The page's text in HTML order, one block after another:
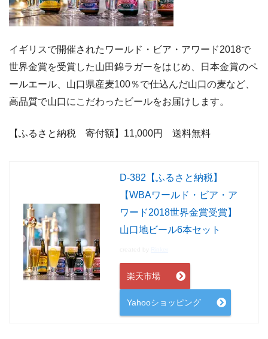
イギリスで開催されたワールド・ビア・アワード2018で
世界金賞を受賞した山田錦ラガーをはじめ、日本金賞のペ
ールエール、山口県産麦100％で仕込んだ山口の麦など、
高品質で山口にこだわったビールをお届けします。
【ふるさと納税 寄付額】11,000円 送料無料
D-382【ふるさと納税】
【WBAワールド・ビア・ア
ワード2018世界金賞受賞】
山口地ビール6本セット
楽天市場
Yahooショッピング